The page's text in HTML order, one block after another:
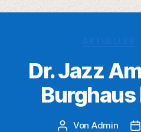
Dr. Jazz
Beitragsautor
Von Admin